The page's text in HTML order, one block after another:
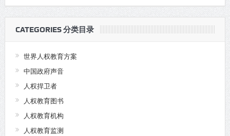
CATEGORIES 分类目录
世界人权教育方案
中国政府声音
人权捍卫者
人权教育图书
人权教育机构
人权教育监测